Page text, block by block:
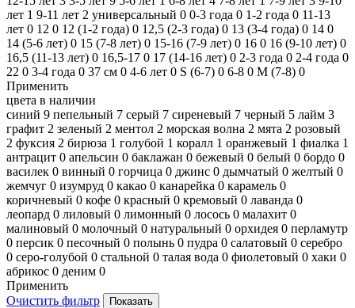
лет 1 9-11 лет 2 универсальный 0 0-3 года 0 1-2 года 0 11-13
лет 0 12 0 12 (1-2 года) 0 12,5 (2-3 года) 0 13 (3-4 года) 0 14 0
14 (5-6 лет) 0 15 (7-8 лет) 0 15-16 (7-9 лет) 0 16 0 16 (9-10 лет) 0
16,5 (11-13 лет) 0 16,5-17 0 17 (14-16 лет) 0 2-3 года 0 2-4 года 0
22 0 3-4 года 0 37 см 0 4-6 лет 0 S (6-7) 0 6-8 0 M (7-8) 0
Применить
цвета в наличии
синий 9 пепельный 7 серый 7 сиреневый 7 черный 5 лайм 3
графит 2 зеленый 2 ментол 2 морская волна 2 мята 2 розовый
2 фуксия 2 бирюза 1 голубой 1 коралл 1 оранжевый 1 фиалка 1
антрацит 0 апельсин 0 баклажан 0 бежевый 0 белый 0 бордо 0
василек 0 винный 0 горчица 0 джинс 0 дымчатый 0 желтый 0
жемчуг 0 изумруд 0 какао 0 канарейка 0 карамель 0
коричневый 0 кофе 0 красный 0 кремовый 0 лаванда 0
леопард 0 лиловый 0 лимонный 0 лосось 0 малахит 0
малиновый 0 молочный 0 натуральный 0 орхидея 0 перламутр
0 персик 0 песочный 0 полынь 0 пудра 0 салатовый 0 серебро
0 серо-голубой 0 стальной 0 талая вода 0 фиолетовый 0 хаки 0
абрикос 0 деним 0
Применить
Очистить фильтр